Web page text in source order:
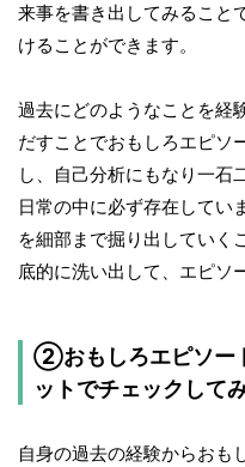
来事を書き出してみること
けることができます。
過去にどのようなことを経
だすことでおもしろエピソ
し、自己分析にもなり一石
日常の中に必ず存在してい
を細部まで掘り出していく
底的に洗い出して、エピソ
②おもしろエピソー
ットでチェックして
自身の過去の経験からおも